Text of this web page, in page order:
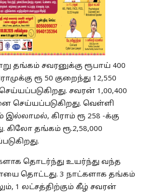
தங்கம் சவரனுக்கு ரூபாய் 400
ரூ 50 குறைந்து 12,550
சவரன் 1,00,400
செய்யப்படுகிறது. வெள்ளி
கிராம் ரூ 258 -க்கு
தங்கம் ரூ.2,58,000
தொடர்ந்து உயர்ந்து வந்த
தொட்டது. 3 நாட்களாக தங்கம்
1 லட்சத்திற்கும் கீழ் சவரன்